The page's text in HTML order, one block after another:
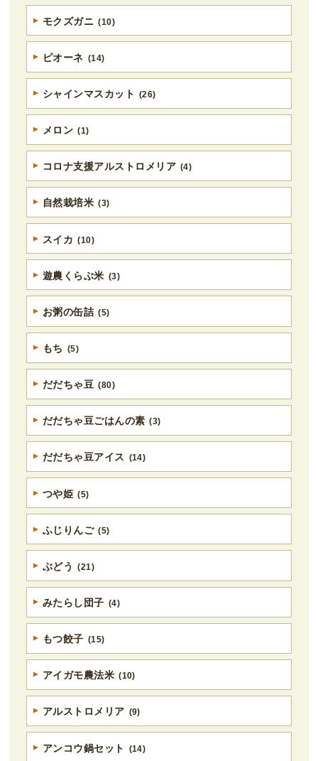
モクズガニ (10)
ピオーネ (14)
シャインマスカット (26)
メロン (1)
コロナ支援アルストロメリア (4)
自然栽培米 (3)
スイカ (10)
遊農くらぶ米 (3)
お粥の缶詰 (5)
もち (5)
だだちゃ豆 (80)
だだちゃ豆ごはんの素 (3)
だだちゃ豆アイス (14)
つや姫 (5)
ふじりんご (5)
ぶどう (21)
みたらし団子 (4)
もつ餃子 (15)
アイガモ農法米 (10)
アルストロメリア (9)
アンコウ鍋セット (14)